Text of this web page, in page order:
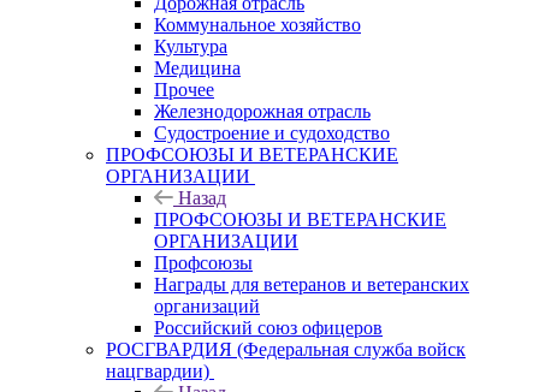
Коммунальное хозяйство
Культура
Медицина
Прочее
Железнодорожная отрасль
Судостроение и судоходство
ПРОФСОЮЗЫ И ВЕТЕРАНСКИЕ
ОРГАНИЗАЦИИ
Назад
ПРОФСОЮЗЫ И ВЕТЕРАНСКИЕ
ОРГАНИЗАЦИИ
Профсоюзы
Награды для ветеранов и ветеранских
организаций
Российский союз офицеров
РОСГВАРДИЯ (Федеральная служба войск
нацгвардии)